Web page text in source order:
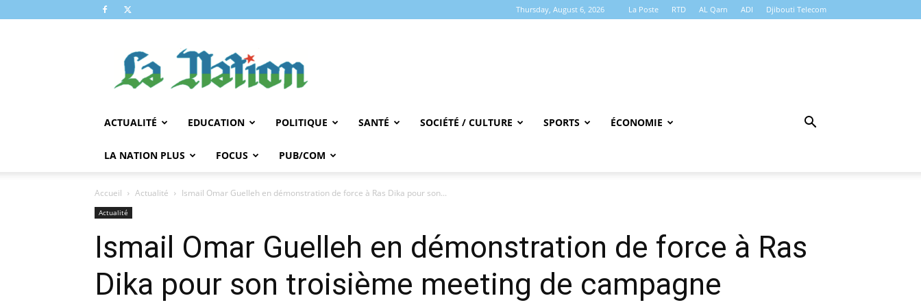
Thursday, August 6, 2026 La Poste RTD AL Qarn ADI Djibouti Telecom
NATION
ACTUALITÉ EDUCATION POLITIQUE SANTÉ SOCIÉTÉ / CULTURE SPORTS ÉCONOMIE
LA NATION PLUS FOCUS PUB/COM
Accueil Actualité Ismail Omar Guelleh en démonstration de force à Ras Dika pour son...
Actualité
Ismail Omar Guelleh en démonstration de force à Ras
Dika pour son troisième meeting de campagne